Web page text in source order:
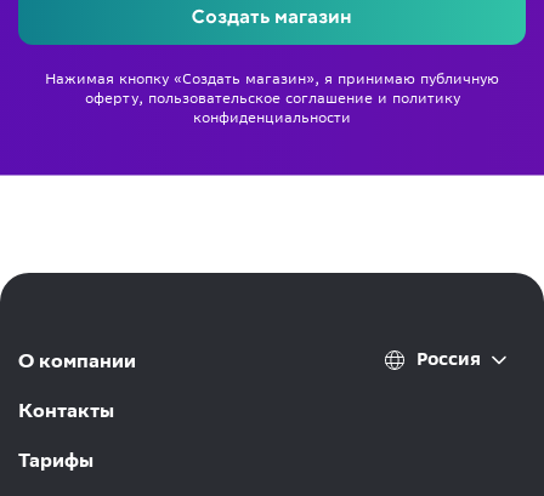
Создать магазин
Нажимая кнопку «Создать магазин», я принимаю публичную
оферту, пользовательское соглашениеи политику
конфиденциальности
О компании
Контакты
Тарифы
Россия